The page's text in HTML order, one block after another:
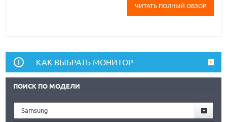
ЧИТАТЬ ПОЛНЫЙ ОБЗОР
КАК ВЫБРАТЬ МОНИТОР
ПОИСК ПО МОДЕЛИ
Samsung